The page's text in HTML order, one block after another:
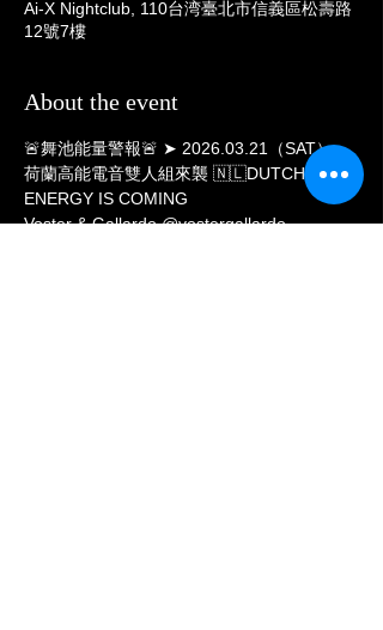
Ai-X Nightclub, 110台湾臺北市信義區松壽路
12號7樓
About the event
🚨舞池能量警報🚨 ➤ 2026.03.21（SAT）
荷蘭高能電音雙人組來襲 🇳🇱DUTCH
ENERGY IS COMING
Voster & Gallardo @vostergallardo